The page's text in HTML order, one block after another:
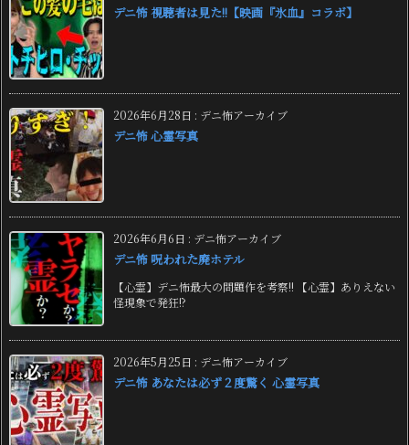
デニ怖 視聴者は見た!!【映画『氷血』コラボ】
2026年6月28日 : デニ怖アーカイブ
デニ怖 心霊写真
2026年6月6日 : デニ怖アーカイブ
デニ怖 呪われた廃ホテル
【心霊】デニ怖最大の問題作を考察!! 【心霊】ありえない
怪現象で発狂!?
2026年5月25日 : デニ怖アーカイブ
デニ怖 あなたは必ず２度驚く 心霊写真